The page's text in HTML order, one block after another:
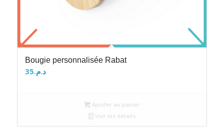
Bougie personnalisée Rabat
د.م.35
Ajouter au panier
Voir les détails